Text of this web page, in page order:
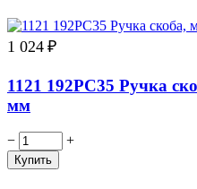
1 024 ₽
1121 192PC35 Ручка
мм
− +